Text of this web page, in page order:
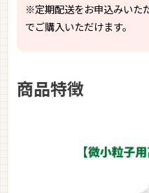
※定期配送をお申込みいた
でご購入いただけます。
商品特徴